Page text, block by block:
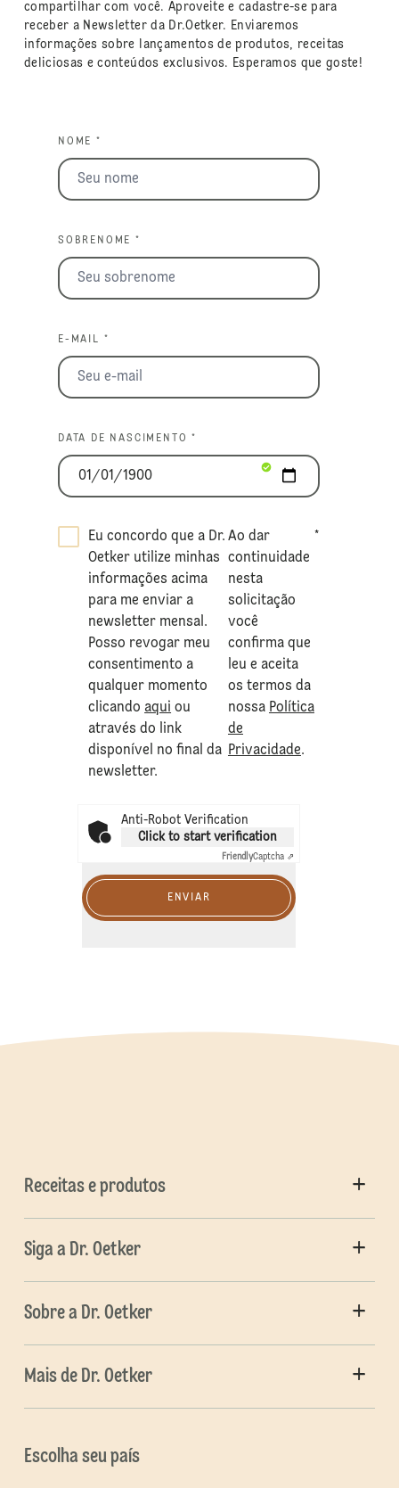
compartilhar com você. Aproveite e cadastre-se para
receber a Newsletter da Dr.Oetker. Enviaremos
informações sobre lançamentos de produtos, receitas
deliciosas e conteúdos exclusivos. Esperamos que goste!
NOME *
SOBRENOME *
E-MAIL *
DATA DE NASCIMENTO *
Eu concordo que a Dr.
Oetker utilize minhas
informações acima
para me enviar a
newsletter mensal.
Posso revogar meu
consentimento a
qualquer momento
clicando aqui ou
através do link
disponível no final da
newsletter.
Ao dar
continuidade
nesta
solicitação
você
confirma que
leu e aceita
os termos da
nossa Política
de
Privacidade.
*
Anti-Robot Verification
Click to start verification
FriendlyCaptcha ⇗
ENVIAR
Receitas e produtos
Siga a Dr. Oetker
Sobre a Dr. Oetker
Mais de Dr. Oetker
Escolha seu país